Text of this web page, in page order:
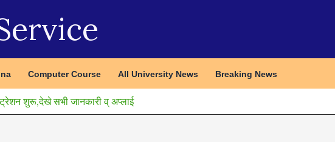
Computer Course All University News Breaking News
शुरू,देखे सभी जानकारी व् अप्लाई